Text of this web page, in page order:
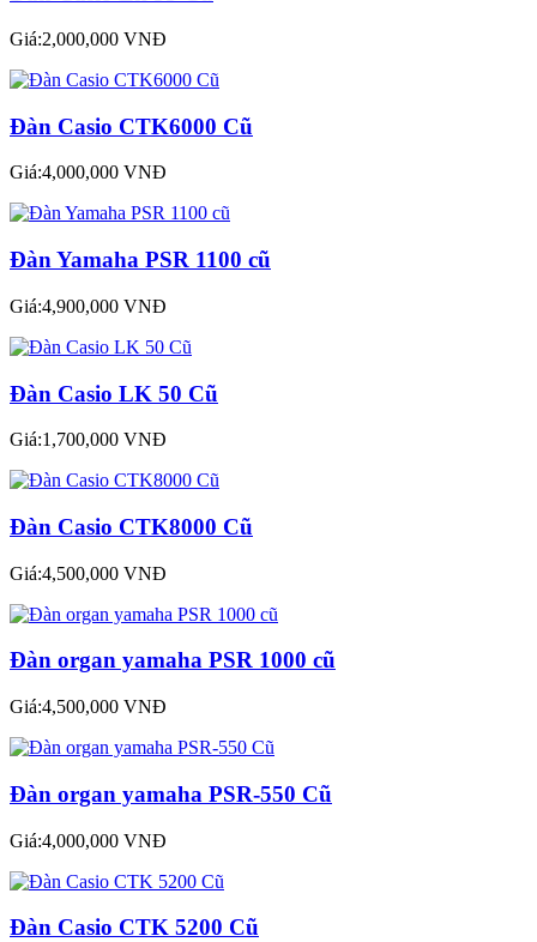
Giá:2,000,000 VNĐ
Đàn Casio CTK6000 Cũ
Giá:4,000,000 VNĐ
Đàn Yamaha PSR 1100 cũ
Giá:4,900,000 VNĐ
Đàn Casio LK 50 Cũ
Giá:1,700,000 VNĐ
Đàn Casio CTK8000 Cũ
Giá:4,500,000 VNĐ
Đàn organ yamaha PSR 1000 cũ
Giá:4,500,000 VNĐ
Đàn organ yamaha PSR-550 Cũ
Giá:4,000,000 VNĐ
Đàn Casio CTK 5200 Cũ